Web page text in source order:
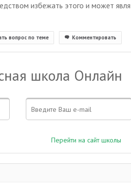
избежать этого и может
вопрос по теме Комментировать
школа Онлайн
Перейти на сайт школы